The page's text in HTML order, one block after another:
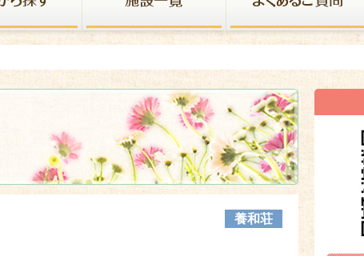
新着情報
養和荘